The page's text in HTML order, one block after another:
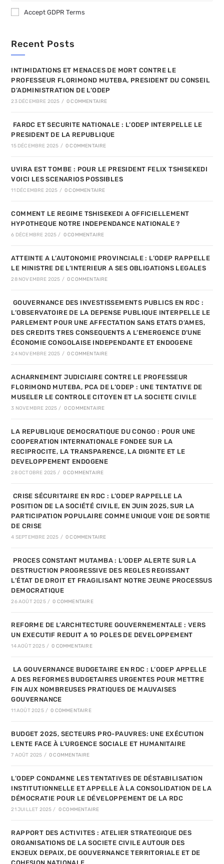
Accept GDPR Terms
Recent Posts
INTIMIDATIONS ET MENACES DE MORT CONTRE LE
PROFESSEUR FLORIMOND MUTEBA, PRESIDENT DU CONSEIL
D’ADMINISTRATION DE L’ODEP
23 DÉCEMBRE 2025 / 0 COMMENTAIRE
FARDC ET SECURITE NATIONALE : L’ODEP INTERPELLE LE
PRESIDENT DE LA REPUBLIQUE
15 DÉCEMBRE 2025 / 0 COMMENTAIRE
UVIRA EST TOMBE : POUR LE PRESIDENT FELIX TSHISEKEDI
VOICI LES SCENARIOS POSSIBLES
11 DÉCEMBRE 2025 / 0 COMMENTAIRE
COMMENT LE REGIME TSHISEKEDI A OFFICIELLEMENT
HYPOTHEQUE NOTRE INDEPENDANCE NATIONALE ?
6 DÉCEMBRE 2025 / 0 COMMENTAIRE
ATTEINTE A L’AUTONOMIE PROVINCIALE : L’ODEP RAPPELLE
LE MINISTRE DE L’INTERIEUR A SES OBLIGATIONS LEGALES
28 NOVEMBRE 2025 / 0 COMMENTAIRE
GOUVERNANCE DES INVESTISSEMENTS PUBLICS EN RDC :
L’OBSERVATOIRE DE LA DEPENSE PUBLIQUE INTERPELLE LE
PARLEMENT POUR UNE AFFECTATION SANS ETATS D’AMES,
DES CREDITS TRES CONSEQUENTS A L’EMERGENCE D’UNE
ÉCONOMIE CONGOLAISE INDEPENDANTE ET ENDOGENE
24 NOVEMBRE 2025 / 0 COMMENTAIRE
ACHARNEMENT JUDICIAIRE CONTRE LE PROFESSEUR
FLORIMOND MUTEBA, PCA DE L’ODEP : UNE TENTATIVE DE
MUSELER LE CONTROLE CITOYEN ET LA SOCIETE CIVILE
3 NOVEMBRE 2025 / 0 COMMENTAIRE
LA REPUBLIQUE DEMOCRATIQUE DU CONGO : POUR UNE
COOPERATION INTERNATIONALE FONDEE SUR LA
RECIPROCITE, LA TRANSPARENCE, LA DIGNITE ET LE
DEVELOPPEMENT ENDOGENE
28 OCTOBRE 2025 / 0 COMMENTAIRE
CRISE SÉCURITAIRE EN RDC : L’ODEP RAPPELLE LA
POSITION DE LA SOCIÉTÉ CIVILE, EN JUIN 2025, SUR LA
PARTICIPATION POPULAIRE COMME UNIQUE VOIE DE SORTIE
DE CRISE
4 SEPTEMBRE 2025 / 0 COMMENTAIRE
PROCES CONSTANT MUTAMBA : L’ODEP ALERTE SUR LA
DESTRUCTION PROGRESSIVE DES REGLES REGISSANT
L’ÉTAT DE DROIT ET FRAGILISANT NOTRE JEUNE PROCESSUS
DEMOCRATIQUE
26 AOÛT 2025 / 0 COMMENTAIRE
REFORME DE L’ARCHITECTURE GOUVERNEMENTALE : VERS
UN EXECUTIF REDUIT A 10 POLES DE DEVELOPPEMENT
14 AOÛT 2025 / 0 COMMENTAIRE
LA GOUVERNANCE BUDGETAIRE EN RDC : L’ODEP APPELLE
A DES REFORMES BUDGETAIRES URGENTES POUR METTRE
FIN AUX NOMBREUSES PRATIQUES DE MAUVAISES
GOUVERNANCE
11 AOÛT 2025 / 0 COMMENTAIRE
BUDGET 2025, SECTEURS PRO-PAUVRES: UNE EXÉCUTION
LENTE FACE À L’URGENCE SOCIALE ET HUMANITAIRE
7 AOÛT 2025 / 0 COMMENTAIRE
L’ODEP CONDAMNE LES TENTATIVES DE DÉSTABILISATION
INSTITUTIONNELLE ET APPELLE À LA CONSOLIDATION DE LA
DÉMOCRATIE POUR LE DÉVELOPPEMENT DE LA RDC
21 JUILLET 2025 / 0 COMMENTAIRE
RAPPORT DES ACTIVITES : ATELIER STRATEGIQUE DES
ORGANISATIONS DE LA SOCIETE CIVILE AUTOUR DES
ENJEUX DEPAIX, DE GOUVERNANCE TERRITORIALE ET DE